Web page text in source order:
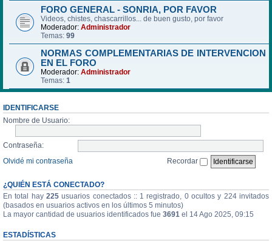
FORO GENERAL - SONRIA, POR FAVOR
Videos, chistes, chascarrillos... de buen gusto, por favor
Moderador: Administrador
Temas: 99
NORMAS COMPLEMENTARIAS DE INTERVENCION
EN EL FORO
Moderador: Administrador
Temas: 1
IDENTIFICARSE
Nombre de Usuario:
Contraseña:
Olvidé mi contraseña
Recordar
¿QUIÉN ESTÁ CONECTADO?
En total hay 225usuarios conectados :: 1 registrado, 0 ocultos y 224 invitados
(basados en usuarios activos en los últimos 5 minutos)
La mayor cantidad de usuarios identificados fue 3691 el 14 Ago 2025, 09:15
ESTADÍSTICAS